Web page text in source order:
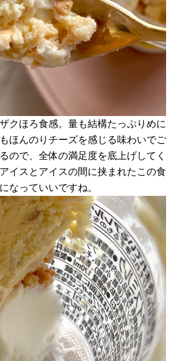
クほろ食感。量も結構たっぷりめに
ほんのりチーズを感じる味わいでご
ので、全体の満足度を底上げしてく
イスとアイスの間に挟まれたこの食
なっていいですね。